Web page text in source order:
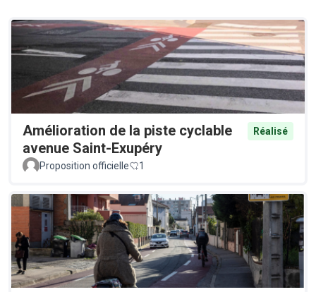
Amélioration de la piste cyclable
avenue Saint-Exupéry
Réalisé
Proposition officielle 1